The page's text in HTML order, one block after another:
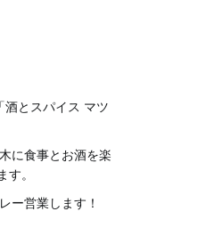
酒とスパイス マツ
に食事とお酒を楽
。
ー営業します！